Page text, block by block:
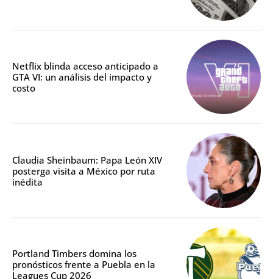
Netflix blinda acceso anticipado a
GTA VI: un análisis del impacto y
costo
Claudia Sheinbaum: Papa León XIV
posterga visita a México por ruta
inédita
Portland Timbers domina los
pronósticos frente a Puebla en la
Leagues Cup 2026